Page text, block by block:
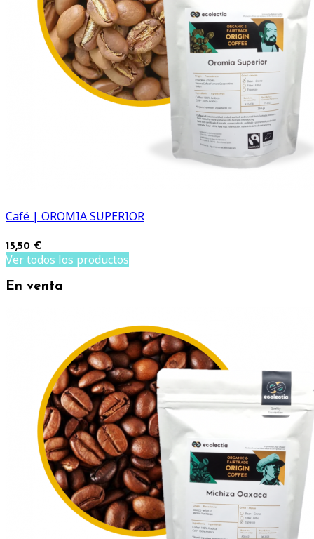
Café | OROMIA SUPERIOR
15,50 €
Ver todos los productos
En venta